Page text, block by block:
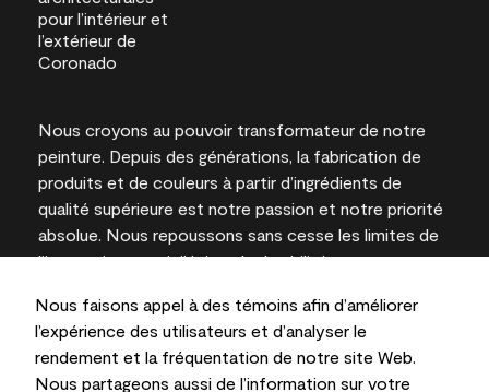
Nous faisons appel à des témoins afin d’améliorer
l’expérience des utilisateurs et d’analyser le
rendement et la fréquentation de notre site Web.
Nous partageons aussi de l’information sur votre
Nous croyons au pouvoir transformateur de notre
peinture. Depuis des générations, la fabrication de
produits et de couleurs à partir d’ingrédients de
qualité supérieure est notre passion et notre priorité
absolue. Nous repoussons sans cesse les limites de
l’innovation et privilégions la durabilité pour
l’expertise locale.